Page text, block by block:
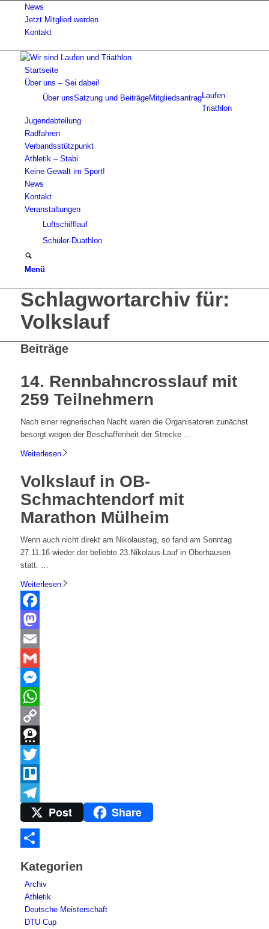
News
Jetzt Mitglied werden
Kontakt
Startseite
Über uns – Sei dabei!
Über unsSatzung und BeiträgeMitgliedsantragLaufen
Triathlon
Jugendabteilung
Radfahren
Verbandsstützpunkt
Athletik – Stabi
Keine Gewalt im Sport!
News
Kontakt
Veranstaltungen
Luftschifflauf
Schüler-Duathlon
Menü
Schlagwortarchiv für:
Volkslauf
Beiträge
14. Rennbahncrosslauf mit
259 Teilnehmern
Nach einer regnerischen Nacht waren die Organisatoren zunächst
besorgt wegen der Beschaffenheit der Strecke …
Weiterlesen
Volkslauf in OB-
Schmachtendorf mit
Marathon Mülheim
Wenn auch nicht direkt am Nikolaustag, so fand am Sonntag
27.11.16 wieder der beliebte 23.Nikolaus-Lauf in Oberhausen
statt. …
Weiterlesen
Facebook
Mastodon
Email
Gmail
Messenger
WhatsApp
Copy
Link
Threema
Twitter
Trello
TelegramPost Share
Kategorien
Archiv
Athletik
Deutsche Meisterschaft
DTU Cup